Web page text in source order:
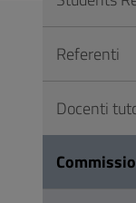
Footer
Referenti
Docenti